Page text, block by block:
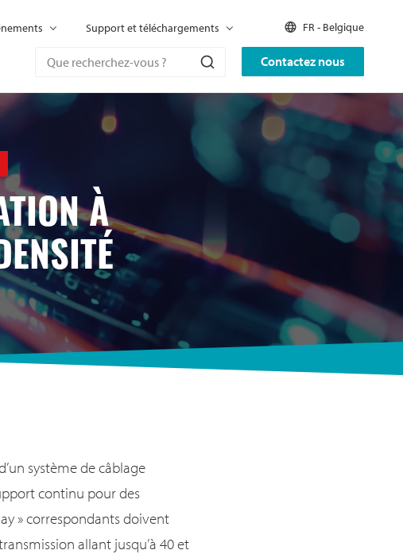
Contactez nous
Support et téléchargements FR - Belgique
À
système de câblage
continu pour des
» correspondants doivent
allant jusqu’à 40 et